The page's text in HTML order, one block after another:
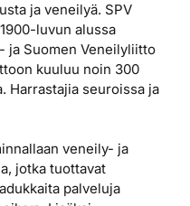
ja veneilyä. SPV
luvun alussa
ja Suomen Veneilyliitto
kuuluu noin 300
Harrastajia seuroissa ja
veneily- ja
jotka tuottavat
palveluja